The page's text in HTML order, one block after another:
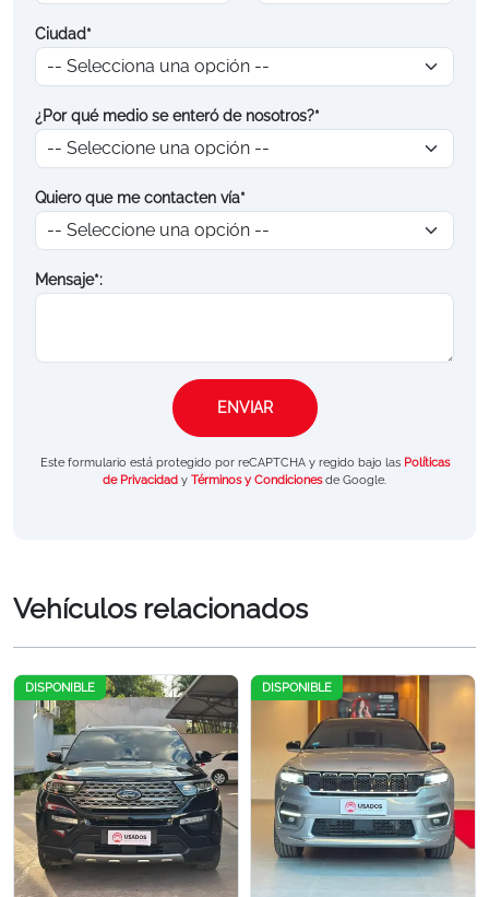
Ciudad*
¿Por qué medio se enteró de nosotros?*
Quiero que me contacten vía*
Mensaje*:
Este formulario está protegido por reCAPTCHA y regido bajo las Políticas
de Privacidad y Términos y Condicionesde Google.
Vehículos relacionados
DISPONIBLE DISPONIBLE